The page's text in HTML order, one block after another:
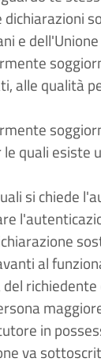
dichiarazioni
e
alle qualità
quali esiste
si chiede
al
in
va